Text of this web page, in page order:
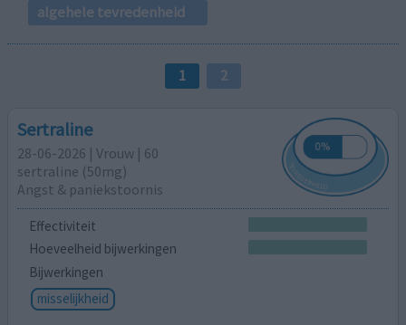
algehele tevredenheid
1 2
Sertraline
28-06-2026 | Vrouw | 60
sertraline (50mg)
Angst & paniekstoornis
Effectiviteit
Hoeveelheid bijwerkingen
Bijwerkingen
misselijkheid